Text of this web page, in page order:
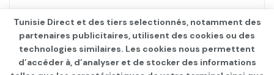
Tunisie Direct et des tiers selectionnés, notamment des
partenaires publicitaires, utilisent des cookies ou des
technologies similaires. Les cookies nous permettent
d’accéder à, d’analyser et de stocker des informations